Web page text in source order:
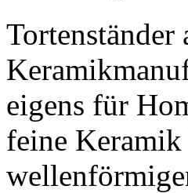
eigens für
feine Keramik